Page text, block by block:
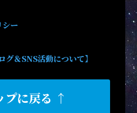
シー
グ＆SNS活動について】
プに戻る ↑